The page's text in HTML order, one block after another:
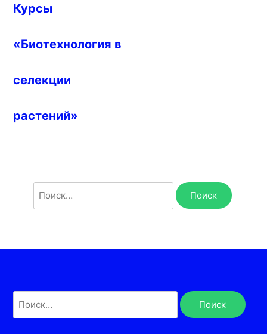
записям
Курсы
«Биотехнология в
селекции
растений»
Найти: